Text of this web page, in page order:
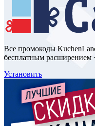
Все промокоды
бесплатным расширением
Установить